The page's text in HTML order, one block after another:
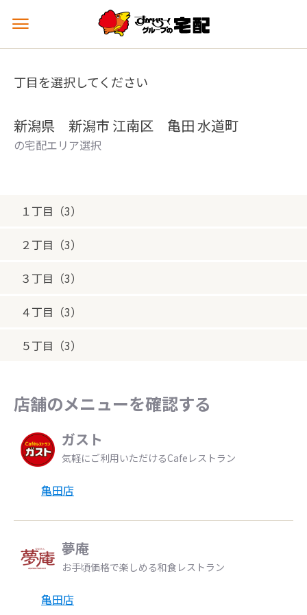
メ
ュ
を
丁目を選択してください
新潟県 新潟市 江南区 亀田 水道町
の宅配エリア選択
１丁目（3）
２丁目（3）
３丁目（3）
４丁目（3）
５丁目（3）
店舗のメニューを確認する
ガスト
気軽にご利用いただけるCafeレストラン
亀田店
夢庵
お手頃価格で楽しめる和食レストラン
亀田店